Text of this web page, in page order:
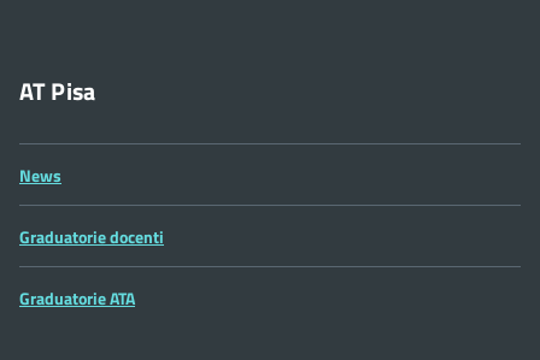
AT Pisa
News
Graduatorie docenti
Graduatorie ATA